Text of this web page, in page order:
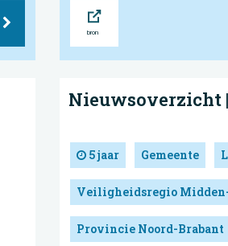
Nieuwsoverzicht
5 jaar Gemeente
Veiligheidsregio
Provincie Noord-Brabant